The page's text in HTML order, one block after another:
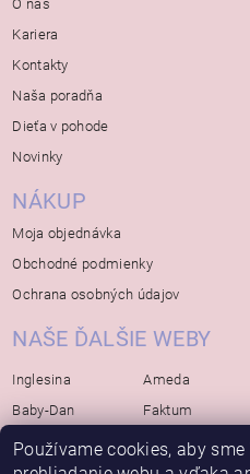
O nás
Kariera
Kontakty
Naša poradňa
Dieťa v pohode
Novinky
NÁKUP
Moja objednávka
Obchodné podmienky
Ochrana osobných údajov
NAŠE ĎALŠIE WEBY
Inglesina
Baby-Dan
Rialto
Ameda
Faktum
Koelstra
Používame cookies, aby